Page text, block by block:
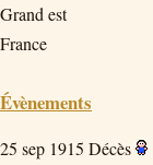
Grand est
France
Évènements
25 sep 1915 Décès